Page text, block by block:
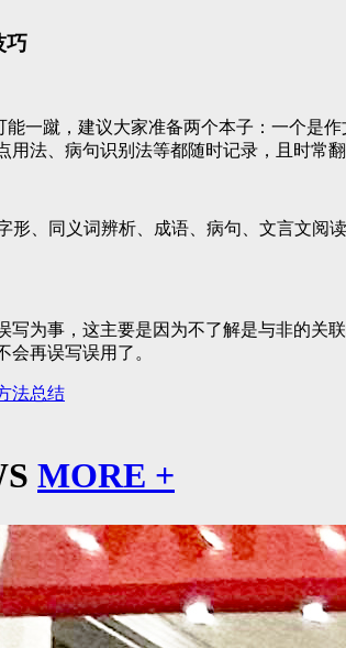
蹴，建议大家准备两个本子：一个是作
用法、病句识别法等都随时记录，且时常
、同义词辨析、成语、病句、文言文阅
事，这主要是因为不了解是与非的关联
会再误写误用了。
法总结
MORE +